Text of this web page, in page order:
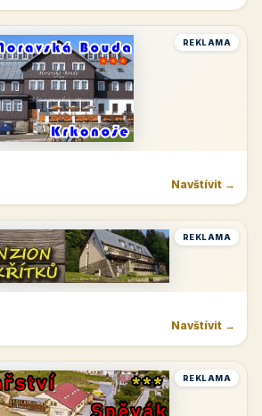
REKLAMA
Navštívit →
REKLAMA
Navštívit →
REKLAMA